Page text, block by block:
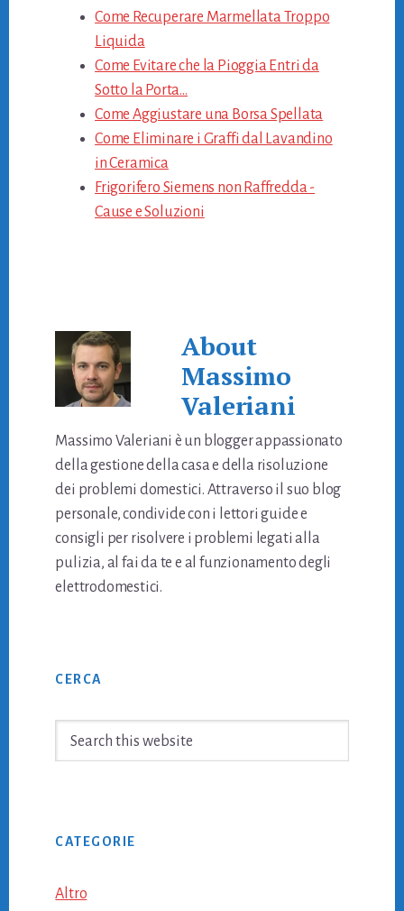
Come Recuperare Marmellata Troppo
Liquida
Come Evitare che la Pioggia Entri da
Sotto la Porta…
Come Aggiustare una Borsa Spellata
Come Eliminare i Graffi dal Lavandino
in Ceramica
Frigorifero Siemens non Raffredda​ -
Cause e Soluzioni
About
Massimo
Valeriani
Massimo Valeriani è un blogger appassionato
della gestione della casa e della risoluzione
dei problemi domestici. Attraverso il suo blog
personale, condivide con i lettori guide e
consigli per risolvere i problemi legati alla
pulizia, al fai da te e al funzionamento degli
elettrodomestici.
Sidebar
CERCA
CATEGORIE
Altro